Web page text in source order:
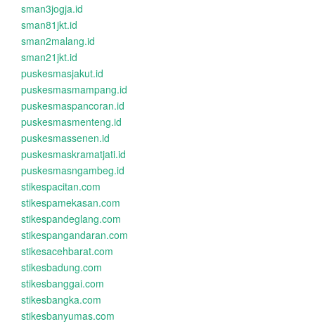
sman3jogja.id
sman81jkt.id
sman2malang.id
sman21jkt.id
puskesmasjakut.id
puskesmasmampang.id
puskesmaspancoran.id
puskesmasmenteng.id
puskesmassenen.id
puskesmaskramatjati.id
puskesmasngambeg.id
stikespacitan.com
stikespamekasan.com
stikespandeglang.com
stikespangandaran.com
stikesacehbarat.com
stikesbadung.com
stikesbanggai.com
stikesbangka.com
stikesbanyumas.com